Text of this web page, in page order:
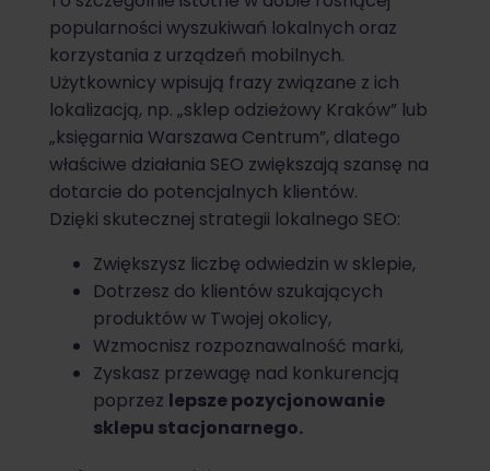
popularności wyszukiwań lokalnych oraz
korzystania z urządzeń mobilnych.
Użytkownicy wpisują frazy związane z ich
lokalizacją, np. „sklep odzieżowy Kraków” lub
„księgarnia Warszawa Centrum”, dlatego
właściwe działania SEO zwiększają szansę na
dotarcie do potencjalnych klientów.
Dzięki skutecznej strategii lokalnego SEO:
Zwiększysz liczbę odwiedzin w sklepie,
Dotrzesz do klientów szukających
produktów w Twojej okolicy,
Wzmocnisz rozpoznawalność marki,
Zyskasz przewagę nad konkurencją
poprzez lepsze pozycjonowanie
sklepu stacjonarnego.